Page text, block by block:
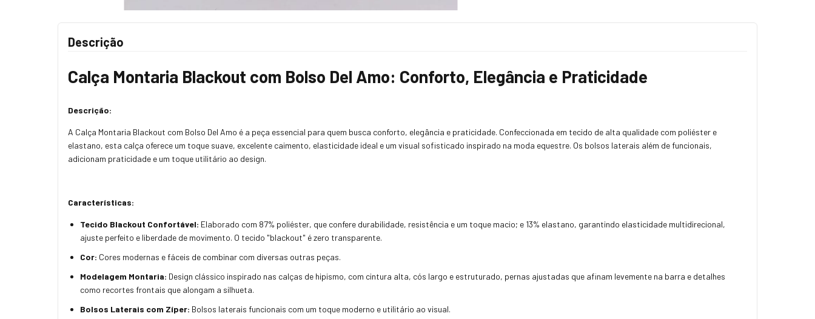
Descrição
Calça Montaria Blackout com Bolso Del Amo: Conforto, Elegância e Praticidade
Descrição:
A Calça Montaria Blackout com Bolso Del Amo é a peça essencial para quem busca conforto, elegância e praticidade. Confeccionada em tecido de alta qualidade com poliéster e
elastano, esta calça oferece um toque suave, excelente caimento, elasticidade ideal e um visual sofisticado inspirado na moda equestre. Os bolsos laterais além de funcionais,
adicionam praticidade e um toque utilitário ao design.
Características:
Tecido Blackout Confortável: Elaborado com 87% poliéster, que confere durabilidade, resistência e um toque macio; e 13% elastano, garantindo elasticidade multidirecional,
ajuste perfeito e liberdade de movimento. O tecido "blackout" é zero transparente.
Cor: Cores modernas e fáceis de combinar com diversas outras peças.
Modelagem Montaria: Design clássico inspirado nas calças de hipismo, com cintura alta, cós largo e estruturado, pernas ajustadas que afinam levemente na barra e detalhes
como recortes frontais que alongam a silhueta.
Bolsos Laterais com Zíper: Bolsos laterais funcionais com um toque moderno e utilitário ao visual.